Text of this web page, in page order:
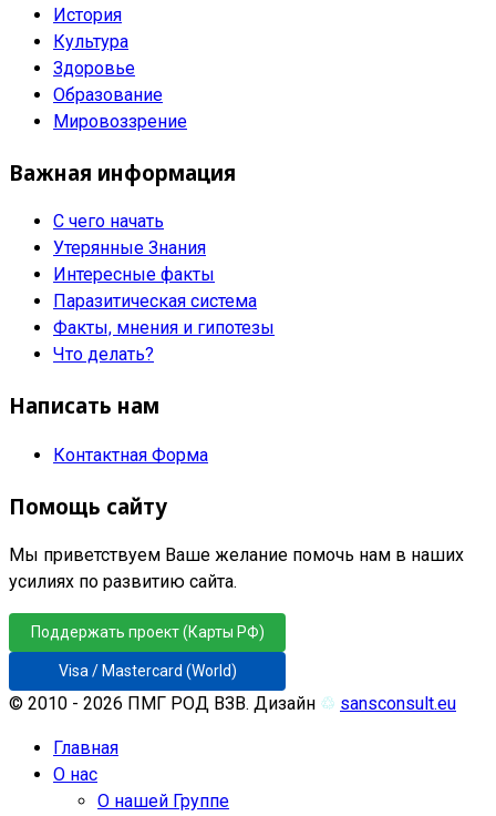
История
Культура
Здоровье
Образование
Мировоззрение
Важная информация
С чего начать
Утерянные Знания
Интересные факты
Паразитическая система
Факты, мнения и гипотезы
Что делать?
Написать нам
Контактная Форма
Помощь сайту
Мы приветствуем Ваше желание помочь нам в наших
усилиях по развитию сайта.
Поддержать проект (Карты РФ)
Visa / Mastercard (World)
© 2010 - 2026 ПМГ РОД ВЗВ. Дизайн ♲ sansconsult.eu
Главная
О нас
О нашей Группе